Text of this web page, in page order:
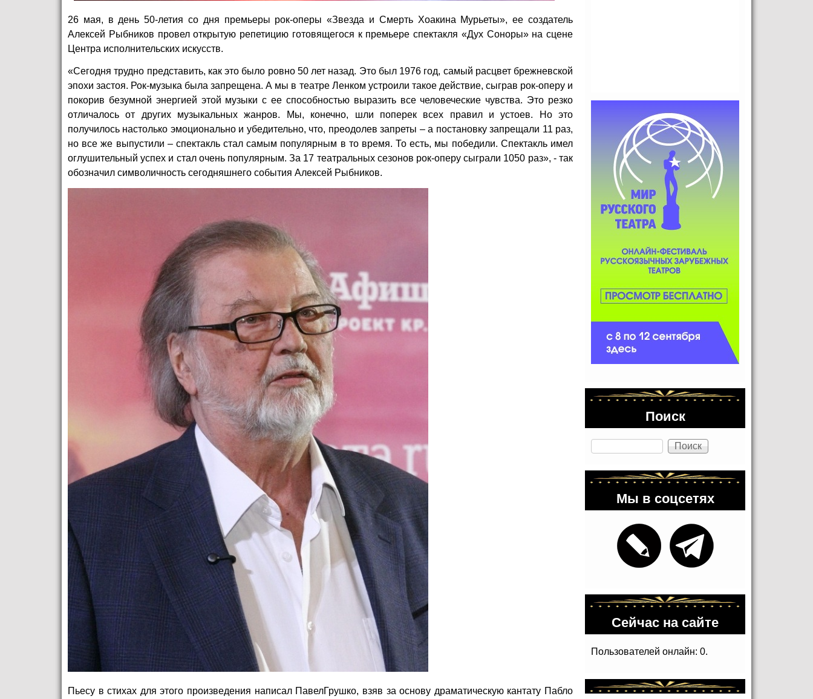
26 мая, в день 50-летия со дня премьеры рок-оперы «Звезда и Смерть Хоакина Мурьеты», ее создатель
Алексей Рыбников провел открытую репетицию готовящегося к премьере спектакля «Дух Соноры» на сцене
Центра исполнительских искусств.
«Сегодня трудно представить, как это было ровно 50 лет назад. Это был 1976 год, самый расцвет брежневской
эпохи застоя. Рок-музыка была запрещена. А мы в театре Ленком устроили такое действие, сыграв рок-оперу и
покорив безумной энергией этой музыки с ее способностью выразить все человеческие чувства. Это резко
отличалось от других музыкальных жанров. Мы, конечно, шли поперек всех правил и устоев. Но это
получилось настолько эмоционально и убедительно, что, преодолев запреты – а постановку запрещали 11 раз,
но все же выпустили – спектакль стал самым популярным в то время. То есть, мы победили. Спектакль имел
оглушительный успех и стал очень популярным. За 17 театральных сезонов рок-оперу сыграли 1050 раз», - так
обозначил символичность сегодняшнего события Алексей Рыбников.
Пьесу в стихах для этого произведения написал ПавелГрушко, взяв за основу драматическую кантату Пабло
Поиск
Поиск
Мы в соцсетях
Сейчас на сайте
Пользователей онлайн: 0.